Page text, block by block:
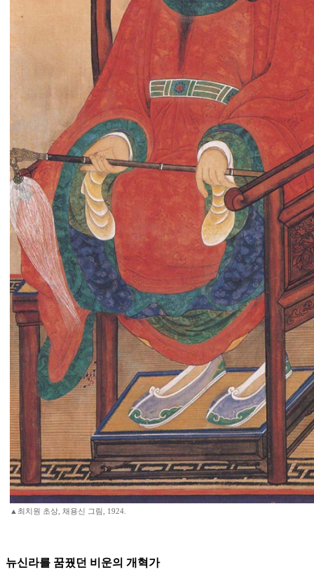
▲최치원 초상, 채용신 그림, 1924.
뉴신라를 꿈꿨던 비운의 개혁가